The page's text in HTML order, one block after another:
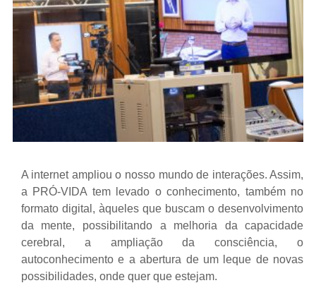
A internet ampliou o nosso mundo de interações. Assim,
a PRÓ-VIDA tem levado o conhecimento, também no
formato digital, àqueles que buscam o desenvolvimento
da mente, possibilitando a melhoria da capacidade
cerebral, a ampliação da consciência, o
autoconhecimento e a abertura de um leque de novas
possibilidades, onde quer que estejam.